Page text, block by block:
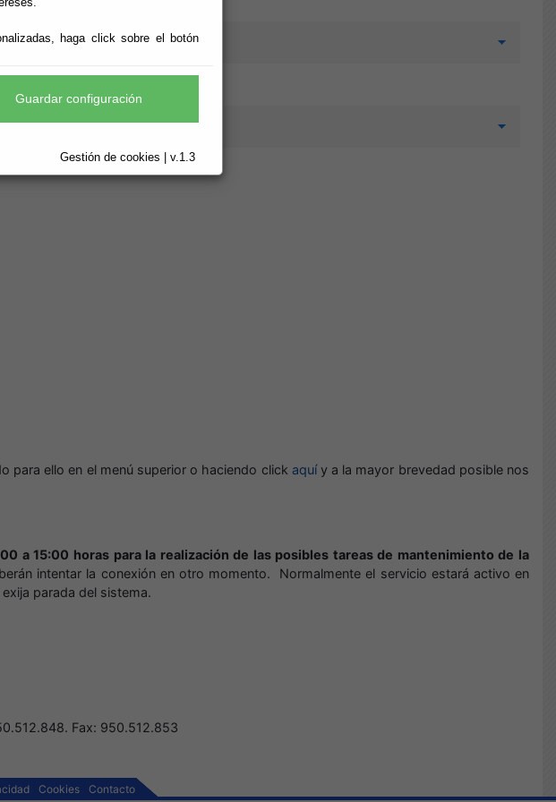
haga click sobre el botón
Guardar configuración
Gestión de cookies | v.1.3
para ello en el menú superior o haciendo click aquíy a la mayor brevedad posible nos
a 15:00 horas para la realización de las posibles tareas de mantenimiento de la
intentar la conexión en otro momento. Normalmente el servicio estará activo en
parada del sistema.
Fax: 950.512.853
Cookies Contacto